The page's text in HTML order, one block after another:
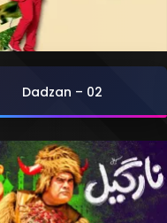
Dadzan – 02